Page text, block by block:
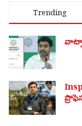
Trending